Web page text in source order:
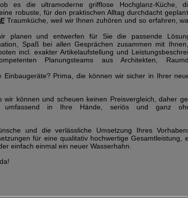
es die ultramoderne grifflose Hochglanz-Küche,
robuste, für den praktischen Alltag durchdacht
Traumküche, weil wir Ihnen zuhören und so erfahren,
planen und entwerfen für Sie die passende
Spaß bei allen Gesprächen zusammen mit
incl. exakter Artikelaufstellung und
Planungsteams aus Architekten,
Einbaugeräte? Prima, die können wir sicher in Ihrer
wir können und scheuen keinen Preisvergleich, daher
umfassend in Ihre Hände, seriös und ganz
und die verlässliche Umsetzung Ihres
für eine qualitativ hochwertige Gesamtleistung,
einfach einmal ein neuer Wasserhahn.